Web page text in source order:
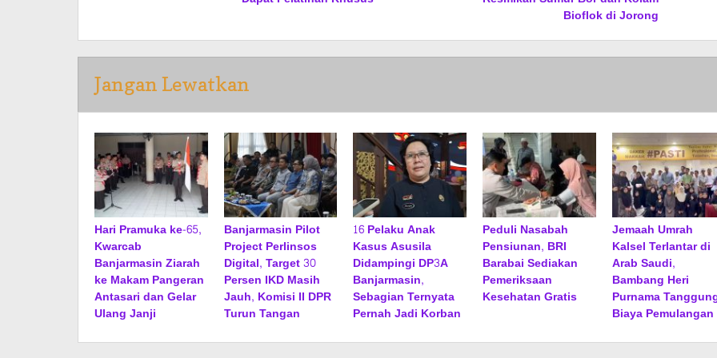
Bioflok di Jorong
Jangan Lewatkan
Hari Pramuka ke-65,
Kwarcab
Banjarmasin Ziarah
ke Makam Pangeran
Antasari dan Gelar
Ulang Janji
Banjarmasin Pilot
Project Perlinsos
Digital, Target 30
Persen IKD Masih
Jauh, Komisi II DPR
Turun Tangan
16 Pelaku Anak
Kasus Asusila
Didampingi DP3A
Banjarmasin,
Sebagian Ternyata
Pernah Jadi Korban
Peduli Nasabah
Pensiunan, BRI
Barabai Sediakan
Pemeriksaan
Kesehatan Gratis
Jemaah Umrah
Kalsel Terlantar di
Arab Saudi,
Bambang Heri
Purnama
Biaya Pemulangan